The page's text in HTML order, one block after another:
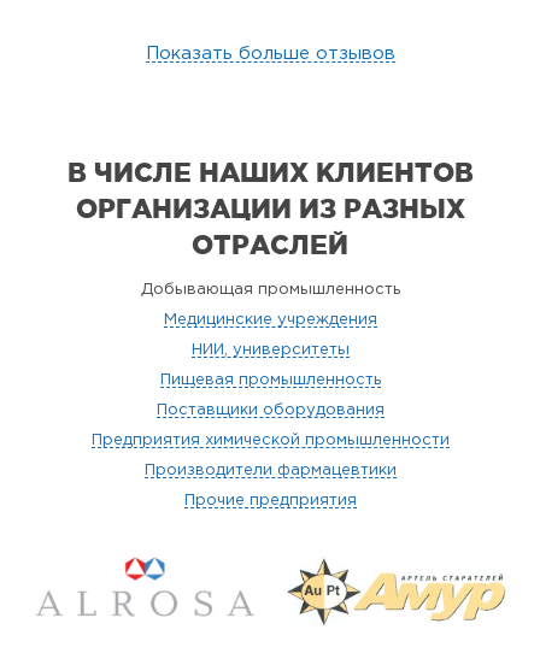
Показать больше отзывов
В ЧИСЛЕ НАШИХ КЛИЕНТОВ
ОРГАНИЗАЦИИ ИЗ РАЗНЫХ
ОТРАСЛЕЙ
Добывающая промышленность
Медицинские учреждения
НИИ, университеты
Пищевая промышленность
Поставщики оборудования
Предприятия химической промышленности
Производители фармацевтики
Прочие предприятия